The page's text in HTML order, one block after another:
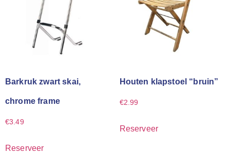
Barkruk zwart skai,
chrome frame
€3.49
Reserveer
Houten klapstoel “bruin”
€2.99
Reserveer